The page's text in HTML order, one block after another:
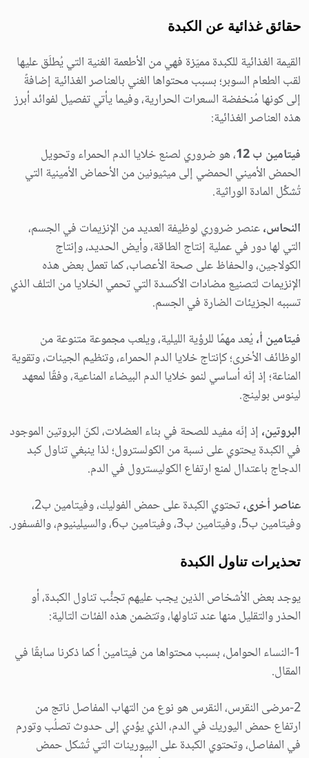
حقائق غذائية عن الكبدة
القيمة الغذائية للكبدة مميّزة فهي من الأطعمة الغنية التي يُطلَق عليها
لقب الطعام السوبر؛ بسبب محتواها الغني بالعناصر الغذائية إضافةً
إلى كونها مُنخفضة السعرات الحرارية، وفيما يأتي تفصيل لفوائد أبرز
هذه العناصر الغذائية:
فيتامين ب 12
، هو ضروري لصنع خلايا الدم الحمراء وتحويل
الحمض الأميني الحمضي إلى ميثيونين من الأحماض الأمينية التي
تُشكِّل المادة الوراثية.
النحاس،عنصر ضروري لوظيفة العديد من الإنزيمات في الجسم،
التي لها دور في عملية إنتاج الطاقة، وأيض الحديد، وإنتاج
الكولاجين، والحفاظ على صحة الأعصاب، كما تعمل بعض هذه
الإنزيمات لتصنيع مضادات الأكسدة التي تحمي الخلايا من التلف الذي
تسببه الجزيئات الضارة في الجسم.
فيتامين أ،يُعد مهمًا للرؤية الليلية، ويلعب مجموعة متنوعة من
الوظائف الأخرى؛ كإنتاج خلايا الدم الحمراء، وتنظيم الجينات، وتقوية
المناعة؛ إذ إنّه أساسي لنمو خلايا الدم البيضاء المناعية، وفقًا لمعهد
لينوس بولينج.
البروتين، إذ إنّه مفيد للصحة في بناء العضلات، لكنّ البروتين الموجود
في الكبدة يحتوي على نسبة من الكولسترول؛ لذا ينبغي تناول كبد
الدجاج باعتدال لمنع ارتفاع الكوليسترول في الدم.
عناصر أخرى،
تحتوي الكبدة على حمض الفوليك، وفيتامين ب2،
وفيتامين ب5، وفيتامين ب3، وفيتامين ب6، والسيلينيوم، والفسفور.
تحذيرات تناول الكبدة
يوجد بعض الأشخاص الذين يجب عليهم تجنُّب تناول الكبدة، أو
الحذر والتقليل منها عند تناولها، وتتضمن هذه الفئات التالية:
1-النساء الحوامل، بسبب محتواها من فيتامين أ كما ذكرنا سابقًا في
المقال.
2-مرضى النقرس، النقرس هو نوع من التهاب المفاصل ناتج من
ارتفاع حمض اليوريك في الدم، الذي يؤدي إلى حدوث تصلُب وتورم
في المفاصل، وتحتوي الكبدة على البيورينات التي تُشكل حمض